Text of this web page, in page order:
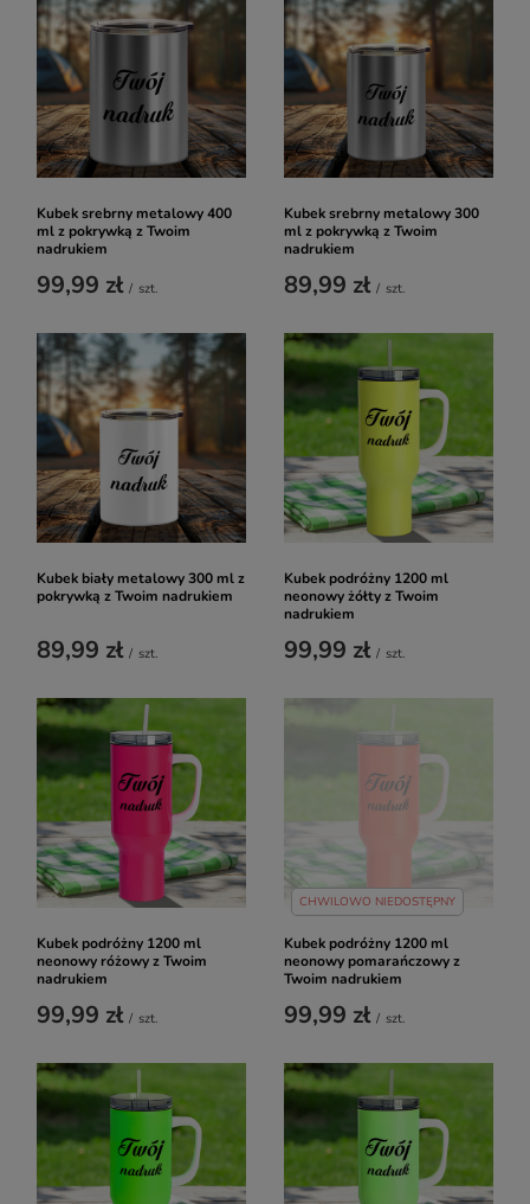
Kubek srebrny metalowy 400
ml z pokrywką z Twoim
nadrukiem
99,99 zł / szt.
Kubek srebrny metalowy 300
ml z pokrywką z Twoim
nadrukiem
89,99 zł / szt.
Kubek biały metalowy 300 ml z
pokrywką z Twoim nadrukiem
89,99 zł / szt.
Kubek podróżny 1200 ml
neonowy żółty z Twoim
nadrukiem
99,99 zł / szt.
Kubek podróżny 1200 ml
neonowy różowy z Twoim
nadrukiem
99,99 zł / szt.
CHWILOWO NIEDOSTĘPNY
Kubek podróżny 1200 ml
neonowy pomarańczowy z
Twoim nadrukiem
99,99 zł / szt.